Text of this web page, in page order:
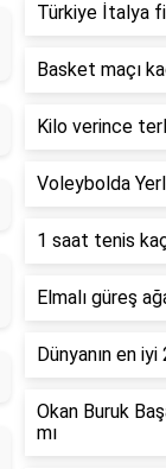
Türkiye İtalya
Basket maçı
Kilo verince
Voleybolda
1 saat tenis
Elmalı güreş
Dünyanın en
Okan Buruk
mı